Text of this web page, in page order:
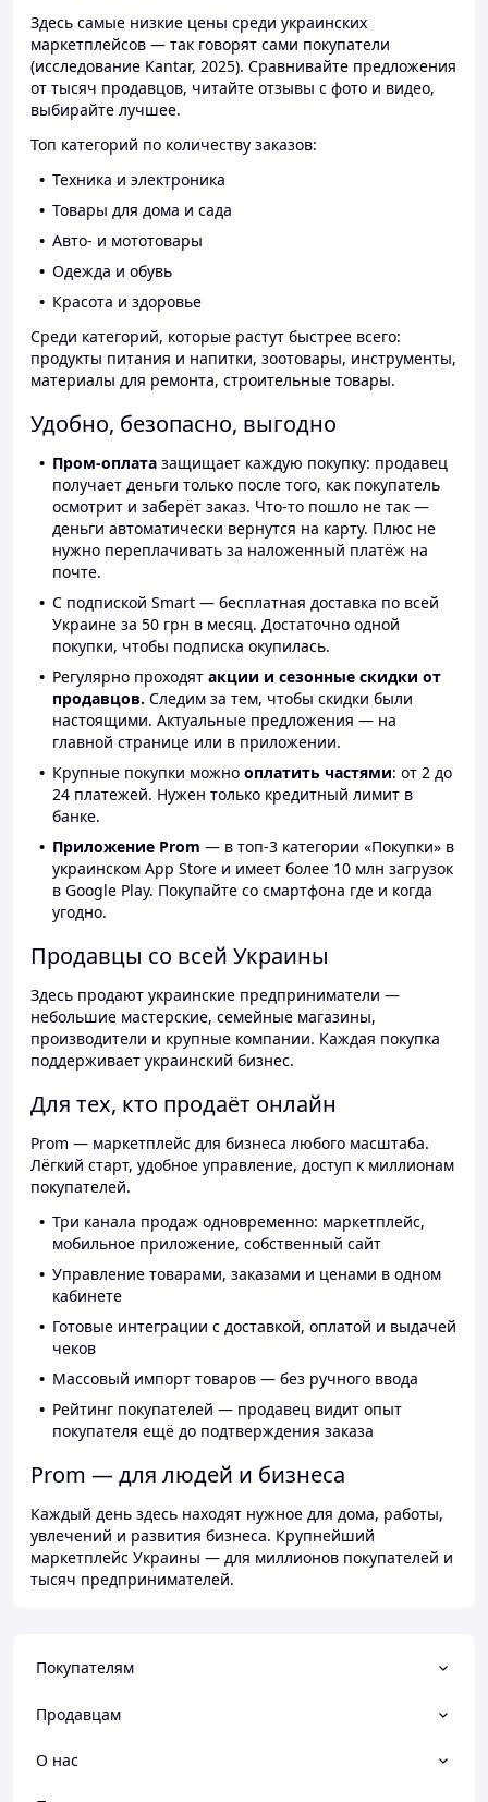
Здесь самые низкие цены среди украинских
маркетплейсов — так говорят сами покупатели
(исследование Kantar, 2025). Сравнивайте предложения
от тысяч продавцов, читайте отзывы с фото и видео,
выбирайте лучшее.
Топ категорий по количеству заказов:
Техника и электроника
Товары для дома и сада
Авто- и мототовары
Одежда и обувь
Красота и здоровье
Среди категорий, которые растут быстрее всего:
продукты питания и напитки, зоотовары, инструменты,
материалы для ремонта, строительные товары.
Удобно, безопасно, выгодно
Пром-оплата защищает каждую покупку: продавец
получает деньги только после того, как покупатель
осмотрит и заберёт заказ. Что-то пошло не так —
деньги автоматически вернутся на карту. Плюс не
нужно переплачивать за наложенный платёж на
почте.
С подпиской Smart — бесплатная доставка по всей
Украине за 50 грн в месяц. Достаточно одной
покупки, чтобы подписка окупилась.
Регулярно проходят акции и сезонные скидки от
продавцов. Следим за тем, чтобы скидки были
настоящими. Актуальные предложения — на
главной странице или в приложении.
Крупные покупки можно оплатить частями: от 2 до
24 платежей. Нужен только кредитный лимит в
банке.
Приложение Prom — в топ-3 категории «Покупки» в
украинском App Store и имеет более 10 млн загрузок
в Google Play. Покупайте со смартфона где и когда
угодно.
Продавцы со всей Украины
Здесь продают украинские предприниматели —
небольшие мастерские, семейные магазины,
производители и крупные компании. Каждая покупка
поддерживает украинский бизнес.
Для тех, кто продаёт онлайн
Prom — маркетплейс для бизнеса любого масштаба.
Лёгкий старт, удобное управление, доступ к миллионам
покупателей.
Три канала продаж одновременно: маркетплейс,
мобильное приложение, собственный сайт
Управление товарами, заказами и ценами в одном
кабинете
Готовые интеграции с доставкой, оплатой и выдачей
чеков
Массовый импорт товаров — без ручного ввода
Рейтинг покупателей — продавец видит опыт
покупателя ещё до подтверждения заказа
Prom — для людей и бизнеса
Каждый день здесь находят нужное для дома, работы,
увлечений и развития бизнеса. Крупнейший
маркетплейс Украины — для миллионов покупателей и
тысяч предпринимателей.
Покупателям
Продавцам
О нас